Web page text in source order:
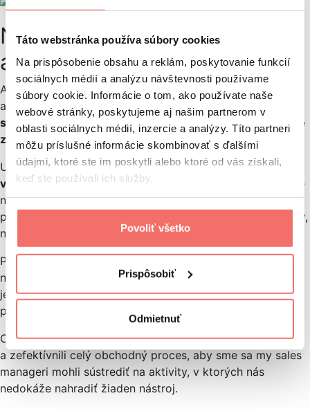
Táto webstránka používa súbory cookies
Na prispôsobenie obsahu a reklám, poskytovanie funkcií
sociálnych médií a analýzu návštevnosti používame
súbory cookie. Informácie o tom, ako používate naše
webové stránky, poskytujeme aj našim partnerom v
oblasti sociálnych médií, inzercie a analýzy. Títo partneri
môžu príslušné informácie skombinovať s ďalšími
údajmi, ktoré ste im poskytli alebo ktoré od vás získali,
keď ste používali ich služby.
Povoliť všetko
Prispôsobiť
Odmietnuť
Nástroje na riadenie
a plánovanie projektov
Ak sa váš obchodný proces úspešne blíži do finále
alebo je už úspešne uzavretý, budete určite potrebovať
spoľahlivý nástroj, ktorý vám pomôže naplánovať ľudské
zdroje, rozdeliť úlohy tímu a naplánovať deadliny aktivít.
U nás v agentúre používame na mieru našim potrebám
vytvorený nástroj PS tool, ktorý využívajú na dennej báze
najmä obchodníci a projektoví manažéri. PS tool nám
poskytuje prehľadnú evidenciu našich klientov a projektov,
na ktorých pracujeme.
Podobných nástrojov v online prostredí nájdete určite
nespočetné množstvo. Jedným z najznámejších
je napríkladAsana, ktorá vám pomôže s plánovaním vašej
práce, ale aj pri delegovaní úloh na tím, ktorý riadite.
Cieľom všetkých nástrojov je, aby nám uľahčili
a zefektívnili celý obchodný proces, aby sme sa my sales
manageri mohli sústrediť na aktivity, v ktorých nás
nedokáže nahradiť žiaden nástroj.